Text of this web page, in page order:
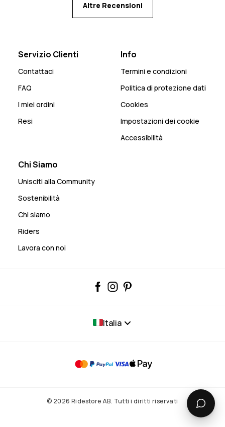
Altre Recensioni
Servizio Clienti
Contattaci
FAQ
I miei ordini
Resi
Info
Termini e condizioni
Politica di protezione dati
Cookies
Impostazioni dei cookie
Accessibilità
Chi Siamo
Unisciti alla Community
Sostenibilità
Chi siamo
Riders
Lavora con noi
Italia
© 2026 Ridestore AB. Tutti i diritti riservati